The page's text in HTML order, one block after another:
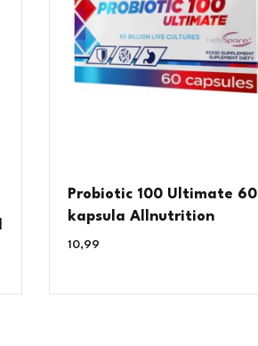
Probiotic 100 Ultimate 60
kapsula Allnutrition
10,99